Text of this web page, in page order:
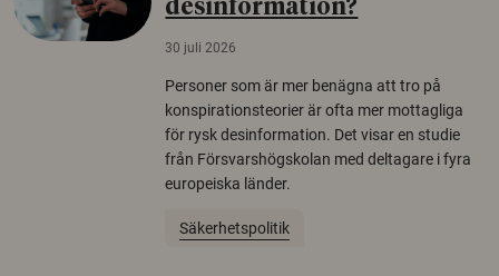
desinformation?
30 juli 2026
Personer som är mer benägna att tro på
konspirationsteorier är ofta mer mottagliga
för rysk desinformation. Det visar en studie
från Försvarshögskolan med deltagare i fyra
europeiska länder.
Säkerhetspolitik